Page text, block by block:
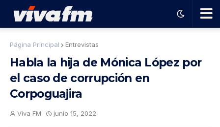
Ha
Página Principal Entrevistas
Habla la hija de Mónica López por
el caso de corrupción en
Corpoguajira
Viva FM junio 15, 2022